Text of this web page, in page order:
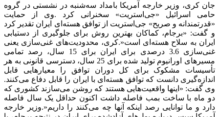
کری، وزیر خارجه آمریکا بامداد سه‌شنبه در نشستی در گروه
اسرائیل «جی‌استریت» سخنرانی کرد.وی از حمایت
و صریح» جی‌استریت از توافق هسته‌ای ایران تقدیر کرد
«برجام، کماکان بهترین روش برای جلوگیری از دستیابی
به سلاح هسته‌ای است.»کری، محدودیت‌های غنی‌سازی یعنی
غنی‌سازی 3.6 درصدی برای ایران برای 15 سال، رصد تمامی
مسیرهای اورانیوم تولید شده برای 25 سال، دسترسی قانونی به هر
مشکوک برای کل دوران توافق را معیارهایی قابل
دانست که توافق هسته‌ای با ایران را قابل دفاع می‌کنند.
گفت: «اینها واقعیت‌هایی هستند که روشن می‌سازند کشوری که
ماه با ساخت بمب فاصله داشت اکنون حداقل یک سال فاصله
و ما توانایی رصد اینکه آنها چه می‌کنند را داریم .»وزیر خارجه